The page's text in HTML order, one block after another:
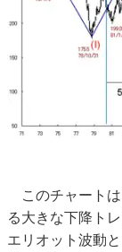
このチャートは
る大きな下降ト
エリオット波動